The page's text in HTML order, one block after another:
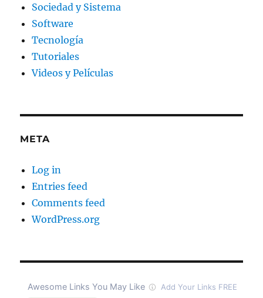
Sociedad y Sistema
Software
Tecnología
Tutoriales
Videos y Películas
META
Log in
Entries feed
Comments feed
WordPress.org